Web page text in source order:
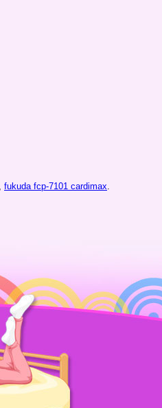
fukuda fcp-7101 cardimax